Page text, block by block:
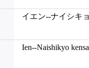
イエン--ナイシキ
Ien--Naishikyo kensa